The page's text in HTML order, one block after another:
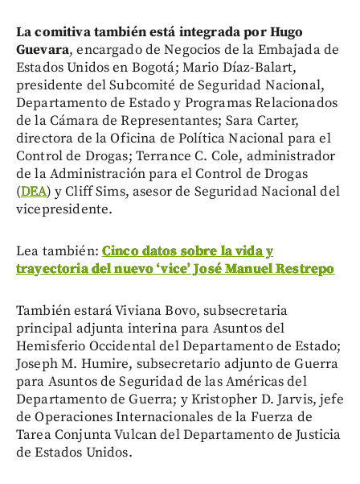
La comitiva también está integrada por Hugo
Guevara, encargado de Negocios de la Embajada de
Estados Unidos en Bogotá; Mario Díaz-Balart,
presidente del Subcomité de Seguridad Nacional,
Departamento de Estado y Programas Relacionados
de la Cámara de Representantes; Sara Carter,
directora de la Oficina de Política Nacional para el
Control de Drogas; Terrance C. Cole, administrador
de la Administración para el Control de Drogas
(DEA) y Cliff Sims, asesor de Seguridad Nacional del
vicepresidente.
Lea también: Cinco datos sobre la vida y
trayectoria del nuevo ‘vice’ José Manuel Restrepo
También estará Viviana Bovo, subsecretaria
principal adjunta interina para Asuntos del
Hemisferio Occidental del Departamento de Estado;
Joseph M. Humire, subsecretario adjunto de Guerra
para Asuntos de Seguridad de las Américas del
Departamento de Guerra; y Kristopher D. Jarvis, jefe
de Operaciones Internacionales de la Fuerza de
Tarea Conjunta Vulcan del Departamento de Justicia
de Estados Unidos.